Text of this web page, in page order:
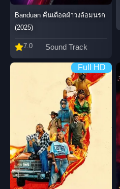
Banduan คืนเดือดฝ่าวงล้อมนรก
(2025)
7.0 Sound Track
Full HD